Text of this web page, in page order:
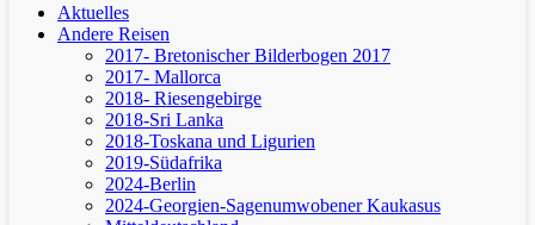
Aktuelles
Andere Reisen
2017- Bretonischer Bilderbogen 2017
2017- Mallorca
2018- Riesengebirge
2018-Sri Lanka
2018-Toskana und Ligurien
2019-Südafrika
2024-Berlin
2024-Georgien-Sagenumwobener Kaukasus